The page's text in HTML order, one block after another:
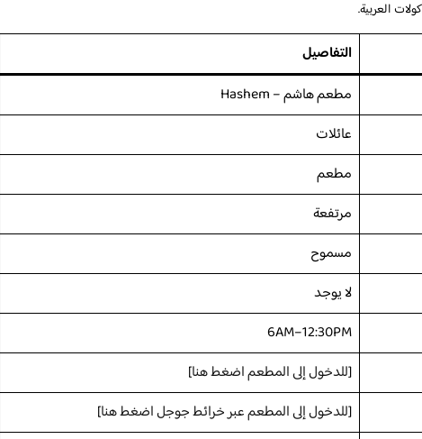
العربية.
التفاصيل
مطعم هاشم – Hashem
عائلات
مطعم
مرتفعة
مسموح
لا يوجد
6AM–12:30PM
[للدخول إلى المطعم اضغط هنا]
[للدخول إلى المطعم عبر خرائط جوجل اضغط هنا]